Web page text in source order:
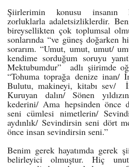
Şiirlerimin konusu insanın
zorluklarla adaletsizliklerdir.
bireysellikten çok toplumsal
sonlarında “ve güneş doğarken
sorarım. “Umut, umut, umut/
kendime sorduğum soruyu
Mektubumdur” adlı şiirimde
“Tohuma toprağa denize inan/
Bulutu, makineyi, kitabı sev/
Kuruyan dalın/ Sönen
kederini/ Ama hepsinden önce
seni cümlesi nimetlerin/
aydınlık/ Sevindirsin seni dört
önce insan sevindirsin seni.”
Benim gerek hayatımda gerek
belirleyici olmuştur. Hiç